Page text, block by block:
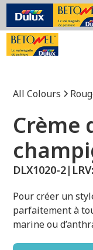
All Colours
Crème
DLX1020-2| LRV:
Pour créer un
parfaitement à
marine ou